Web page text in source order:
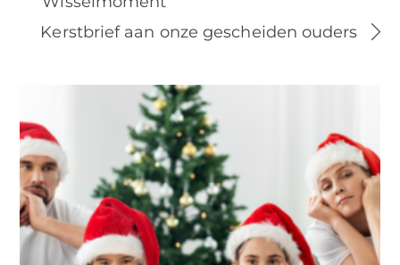
Kerstbrief aan onze gescheiden ouders